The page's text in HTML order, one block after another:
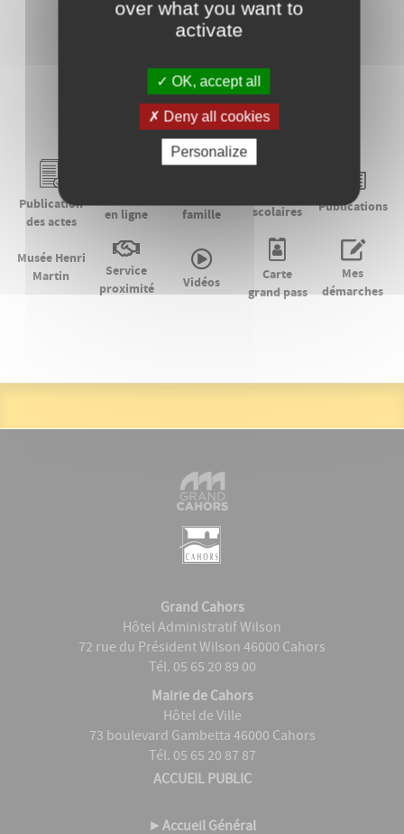
Salle des fêtes
Publication
des actes
en ligne
famille
scolaires
Publications
Musée Henri
Martin
Service
proximité
Vidéos
Carte
grand pass
Mes
démarches
Grand Cahors
Hôtel Administratif Wilson
72 rue du Président Wilson 46000 Cahors
Tél. 05 65 20 89 00
Mairie de Cahors
Hôtel de Ville
73 boulevard Gambetta 46000 Cahors
Tél. 05 65 20 87 87
ACCUEIL PUBLIC
►Accueil Général
over what you want to
activate
OK, accept all
Deny all cookies
Personalize